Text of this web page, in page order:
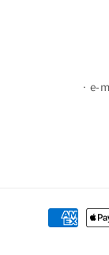
· e-
Payment
methods